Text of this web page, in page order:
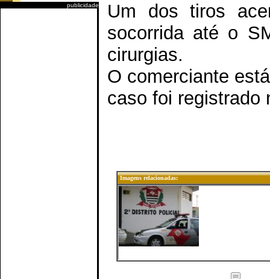
publicidade
Um dos tiros
socorrida até o
cirurgias.
O comerciante
caso foi registrado
Imagens relacionadas: